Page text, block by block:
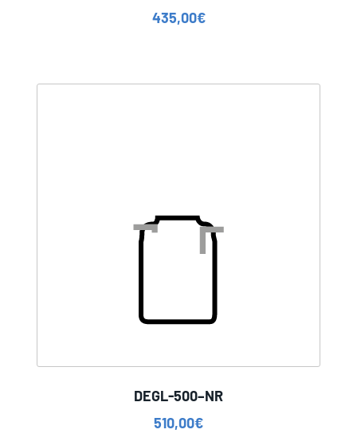
435,00€
DEGL-500–NR
510,00€